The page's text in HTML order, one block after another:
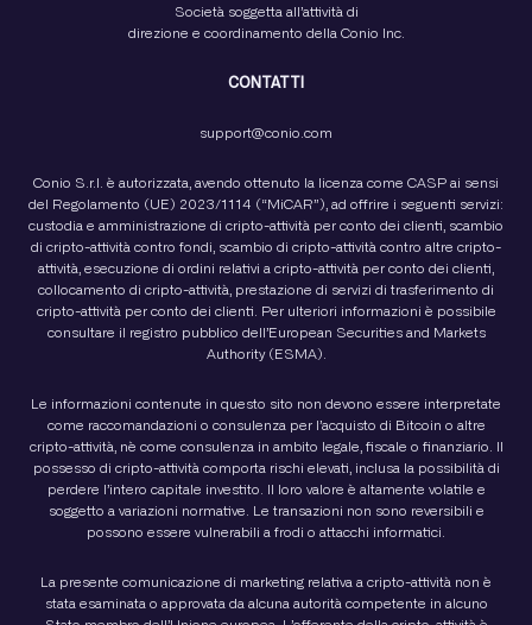
Società soggetta all’attività di
direzione e coordinamento della Conio Inc.
CONTATTI
support@conio.com
Conio S.r.l. è autorizzata, avendo ottenuto la licenza come CASP ai sensi
del Regolamento (UE) 2023/1114 (“MiCAR”), ad offrire i seguenti servizi:
custodia e amministrazione di cripto-attività per conto dei clienti, scambio
di cripto-attività contro fondi, scambio di cripto-attività contro altre cripto-
attività, esecuzione di ordini relativi a cripto-attività per conto dei clienti,
collocamento di cripto-attività, prestazione di servizi di trasferimento di
cripto-attività per conto dei clienti. Per ulteriori informazioni è possibile
consultare il registro pubblico dell’European Securities and Markets
Authority (ESMA).
Le informazioni contenute in questo sito non devono essere interpretate
come raccomandazioni o consulenza per l’acquisto di Bitcoin o altre
cripto-attività, nè come consulenza in ambito legale, fiscale o finanziario. Il
possesso di cripto-attività comporta rischi elevati, inclusa la possibilità di
perdere l’intero capitale investito. Il loro valore è altamente volatile e
soggetto a variazioni normative. Le transazioni non sono reversibili e
possono essere vulnerabili a frodi o attacchi informatici.
La presente comunicazione di marketing relativa a cripto-attività non è
stata esaminata o approvata da alcuna autorità competente in alcuno